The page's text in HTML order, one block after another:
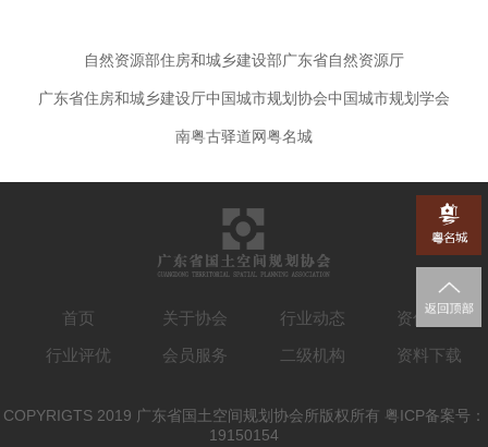
自然资源部住房和城乡建设部广东省自然资源厅
广东省住房和城乡建设厅中国城市规划协会中国城市规划学会
南粤古驿道网 粤名城
首页 关于协会 行业动态
资信认定
行业评优
会员服务 二级机构 资料下载
COPYRIGTS 2019 广东省国土空间规划协会所版权所有 粤ICP备案号：
19150154